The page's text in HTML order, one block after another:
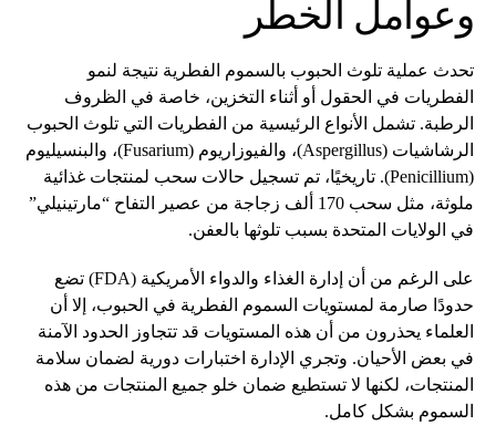
وعوامل الخطر
تحدث عملية تلوث الحبوب بالسموم الفطرية نتيجة لنمو
الفطريات في الحقول أو أثناء التخزين، خاصة في الظروف
الرطبة. تشمل الأنواع الرئيسية من الفطريات التي تلوث الحبوب
الرشاشيات (Aspergillus)، والفيوزاريوم (Fusarium)، والبنسيليوم
(Penicillium). تاريخيًا، تم تسجيل حالات سحب لمنتجات غذائية
ملوثة، مثل سحب 170 ألف زجاجة من عصير التفاح “مارتينيلي”
في الولايات المتحدة بسبب تلوثها بالعفن.
على الرغم من أن إدارة الغذاء والدواء الأمريكية (FDA) تضع
حدودًا صارمة لمستويات السموم الفطرية في الحبوب، إلا أن
العلماء يحذرون من أن هذه المستويات قد تتجاوز الحدود الآمنة
في بعض الأحيان. وتجري الإدارة اختبارات دورية لضمان سلامة
المنتجات، لكنها لا تستطيع ضمان خلو جميع المنتجات من هذه
السموم بشكل كامل.